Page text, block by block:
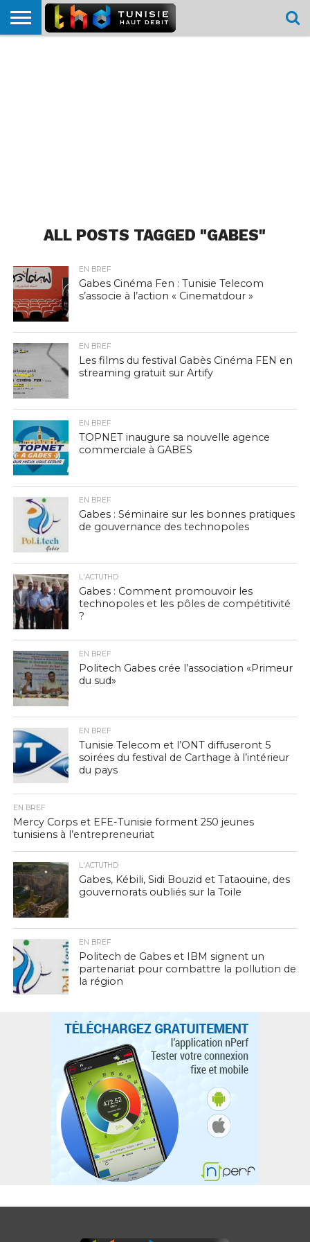
ALL POSTS TAGGED "GABES"
EN BREF
Gabes Cinéma Fen : Tunisie Telecom
s’associe à l’action « Cinematdour »
EN BREF
Les films du festival Gabès Cinéma FEN en
streaming gratuit sur Artify
EN BREF
TOPNET inaugure sa nouvelle agence
commerciale à GABES
EN BREF
Gabes : Séminaire sur les bonnes pratiques
de gouvernance des technopoles
L'ACTUTHD
Gabes : Comment promouvoir les
technopoles et les pôles de compétitivité
?
EN BREF
Politech Gabes crée l’association «Primeur
du sud»
EN BREF
Tunisie Telecom et l’ONT diffuseront 5
soirées du festival de Carthage à l’intérieur
du pays
EN BREF
Mercy Corps et EFE-Tunisie forment 250 jeunes
tunisiens à l’entrepreneuriat
L'ACTUTHD
Gabes, Kébili, Sidi Bouzid et Tataouine, des
gouvernorats oubliés sur la Toile
EN BREF
Politech de Gabes et IBM signent un
partenariat pour combattre la pollution de
la région